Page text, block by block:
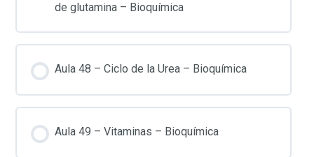
de glutamina – Bioquímica
Aula 48 – Ciclo de la Urea – Bioquímica
Aula 49 – Vitaminas – Bioquímica